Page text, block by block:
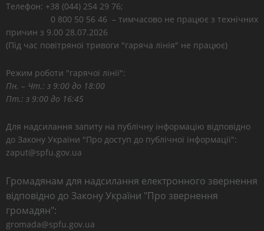
Телефон: +38 (044) 254 29 76;
0 800 50 56 46 – тимчасово не працює з технічних
причин з 9.00 28.07.2026
(Під час повітряної тривоги "гаряча лінія" не працює)
Режим роботи "гарячої лінії":
Пн. – Чт.: з 9:00 до 18:00
Пт.: з 9:00 до 16:45
Для надсилання запиту на публічну інформацію відповідно
до Закону України "Про доступ до публічної інформації":
zaput@spfu.gov.ua
Громадянам для надсилання електронного звернення
відповідно до Закону України "Про звернення
громадян":
gromada@spfu.gov.ua